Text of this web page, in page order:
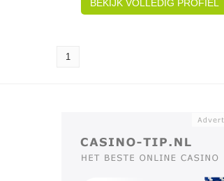
BEKIJK VOLLEDIG PROFIEL
1